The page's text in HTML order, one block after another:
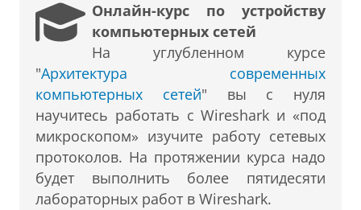
Онлайн-курс по устройству
компьютерных сетей
На углубленном курсе
"Архитектура современных
компьютерных сетей" вы с нуля
научитесь работать с Wireshark и «под
микроскопом» изучите работу сетевых
протоколов. На протяжении курса надо
будет выполнить более пятидесяти
лабораторных работ в Wireshark.